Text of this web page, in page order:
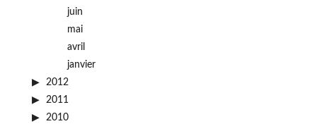
juin
mai
avril
janvier
2012
2011
2010